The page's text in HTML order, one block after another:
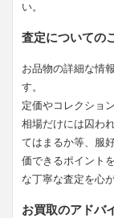
い。
査定についての
お品物の詳細な情
す。
定価やコレクショ
相場だけには囚わ
てはまるか等、服
価できるポイント
な丁寧な査定を心
お買取のアドバ